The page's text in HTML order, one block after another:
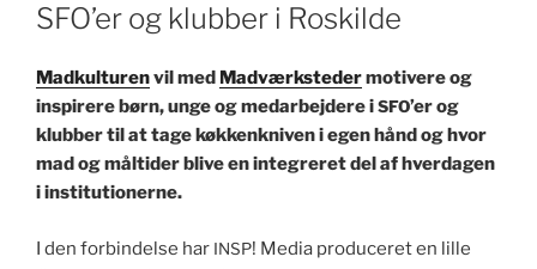
SFO’er og klubber i Roskilde
Mad­kul­turenvil med Mad­værk­st­ed­ermoti­vere og
inspirere børn, unge og medar­be­jdere iSFO’er og
klub­ber til at tage køkkenkniv­en i egen hånd og hvor
mad og måltider blive en inte­gr­eret del af hverda­gen
i institutionerne.
I den forbindelse har INSP! Media pro­duc­eret en lille